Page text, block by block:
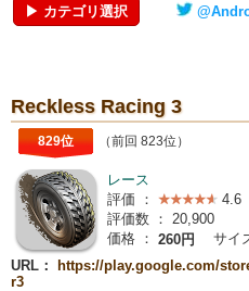
▶ カテゴリ選択
Reckless Racing 3
829位 （前回 823位）
レース
評価 ：
4.6
評価数 ： 20,900
価格 ： 260円 サイ
URL：
https://play.google.com/
r3